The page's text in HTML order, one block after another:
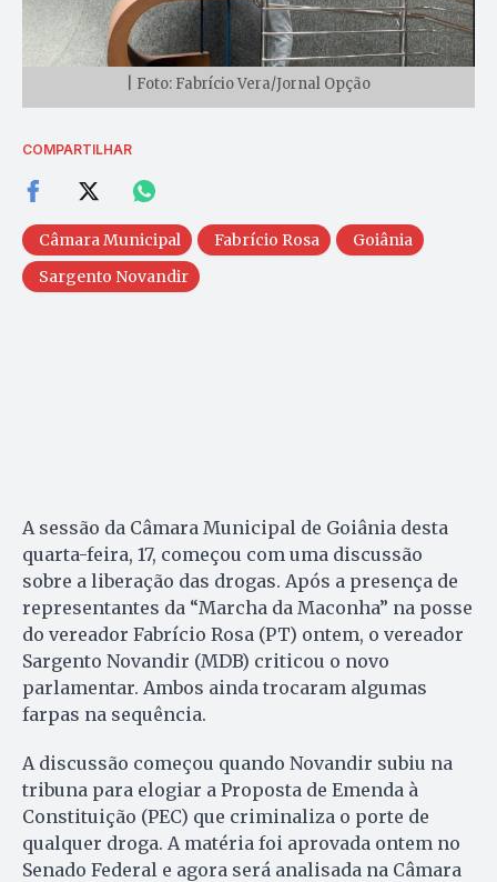
| Foto: Fabrício Vera/Jornal Opção
COMPARTILHAR
Câmara Municipal Fabrício Rosa
Goiânia
Sargento Novandir
A sessão da Câmara Municipal de Goiânia desta
quarta-feira, 17, começou com uma discussão
sobre a liberação das drogas. Após a presença de
representantes da “Marcha da Maconha” na posse
do vereador Fabrício Rosa (PT) ontem, o vereador
Sargento Novandir (MDB) criticou o novo
parlamentar. Ambos ainda trocaram algumas
farpas na sequência.
A discussão começou quando Novandir subiu na
tribuna para elogiar a Proposta de Emenda à
Constituição (PEC) que criminaliza o porte de
qualquer droga. A matéria foi aprovada ontem no
Senado Federal e agora será analisada na Câmara